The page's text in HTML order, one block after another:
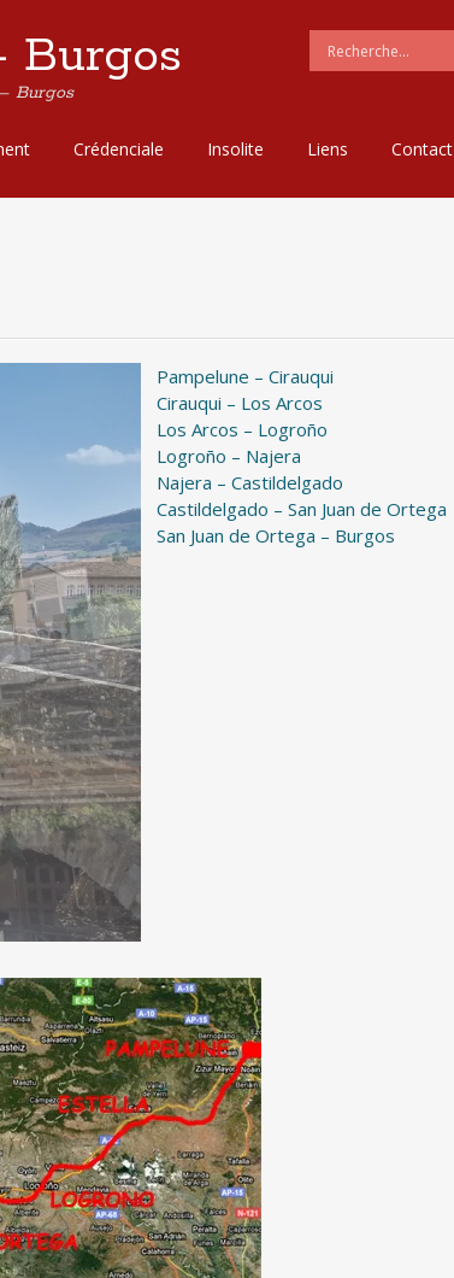
Burgos
Burgos
Crédenciale Insolite Liens Contact
Pampelune – Cirauqui
Cirauqui – Los Arcos
Los Arcos – Logroño
Logroño – Najera
Najera – Castildelgado
Castildelgado – San Juan de Ortega
San Juan de Ortega – Burgos